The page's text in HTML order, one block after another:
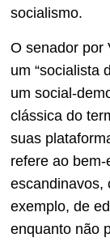
socialismo.
O senador por
um “socialista
um social-
clássica do
suas
refere ao
escandinavos,
exemplo, de
enquanto não